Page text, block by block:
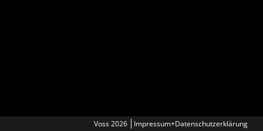
Voss 2026 Impressum+Datenschutzerklärung